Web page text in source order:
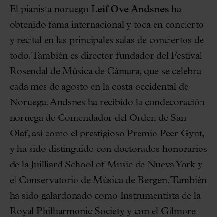
El pianista noruego Leif Ove Andsnes ha
obtenido fama internacional y toca en concierto
y recital en las principales salas de conciertos de
todo. También es director fundador del Festival
Rosendal de Música de Cámara, que se celebra
cada mes de agosto en la costa occidental de
Noruega. Andsnes ha recibido la condecoración
noruega de Comendador del Orden de San
Olaf, así como el prestigioso Premio Peer Gynt,
y ha sido distinguido con doctorados honorarios
de la Juilliard School of Music de Nueva York y
el Conservatorio de Música de Bergen. También
ha sido galardonado como Instrumentista de la
Royal Philharmonic Society y con el Gilmore